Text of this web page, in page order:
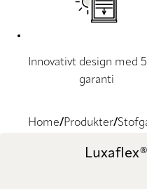
Innovativt design med
garanti
Home Produkter